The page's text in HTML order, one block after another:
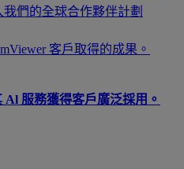
我們的全球合作夥伴計劃
客戶取得的成果。
Al 服務獲得客戶廣泛採用。